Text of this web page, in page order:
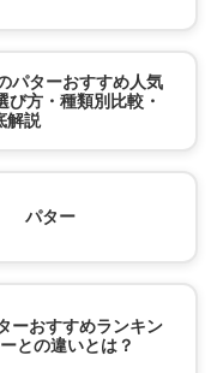
パターおすすめ人気
び方・種類別比較・
解説
パター
ーおすすめランキン
との違いとは？